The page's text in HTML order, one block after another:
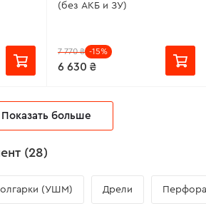
(без АКБ и ЗУ)
7 770 ₴ -15%
6 630 ₴
Показать больше
(28)
(УШМ) Дрели